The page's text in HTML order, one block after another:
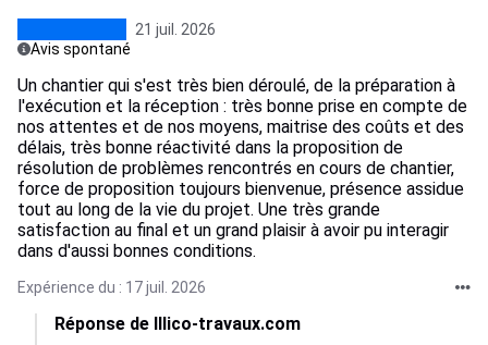
21 juil. 2026
Avis spontané
Un chantier qui s'est très bien déroulé, de la préparation à
l'exécution et la réception : très bonne prise en compte de
nos attentes et de nos moyens, maitrise des coûts et des
délais, très bonne réactivité dans la proposition de
résolution de problèmes rencontrés en cours de chantier,
force de proposition toujours bienvenue, présence assidue
tout au long de la vie du projet. Une très grande
satisfaction au final et un grand plaisir à avoir pu interagir
dans d'aussi bonnes conditions.
Expérience du : 17 juil. 2026
Réponse de Illico-travaux.com